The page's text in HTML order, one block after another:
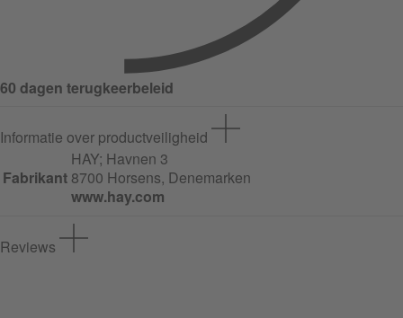
60 dagen terugkeerbeleid
Informatie over productveiligheid
Fabrikant
HAY; Havnen 3
8700 Horsens, Denemarken
www.hay.com
Reviews